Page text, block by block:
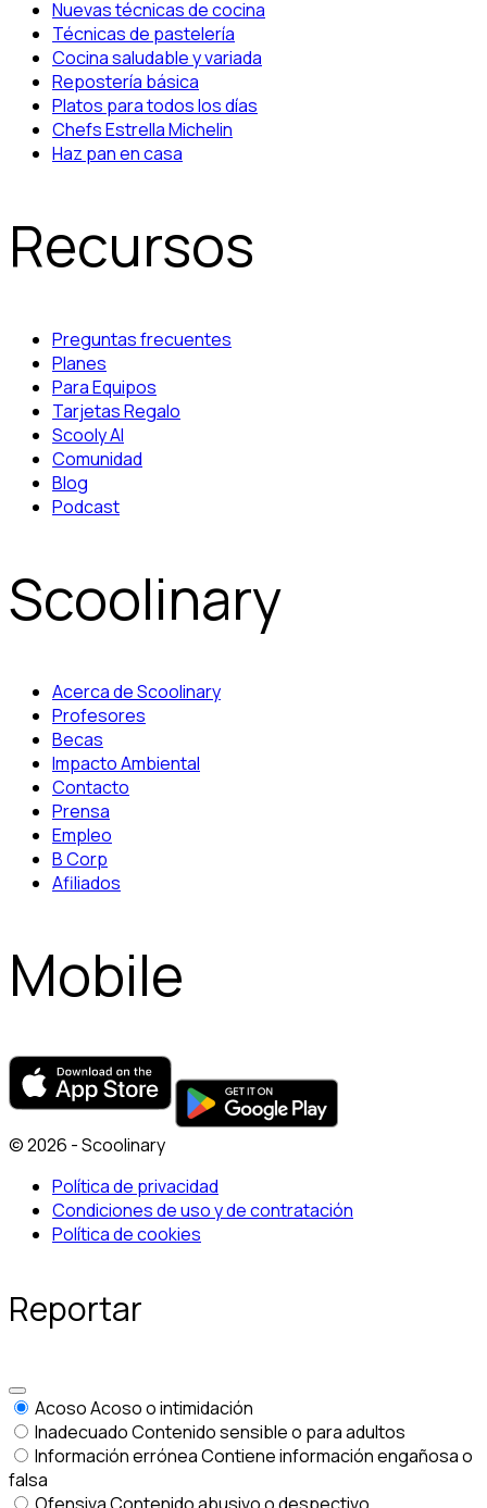
Nuevas técnicas de cocina
Técnicas de pastelería
Cocina saludable y variada
Repostería básica
Platos para todos los días
Chefs Estrella Michelin
Haz pan en casa
Recursos
Preguntas frecuentes
Planes
Para Equipos
Tarjetas Regalo
Scooly AI
Comunidad
Blog
Podcast
Scoolinary
Acerca de Scoolinary
Profesores
Becas
Impacto Ambiental
Contacto
Prensa
Empleo
B Corp
Afiliados
Mobile
© 2026 - Scoolinary
Política de privacidad
Condiciones de uso y de contratación
Política de cookies
Reportar
AcosoAcoso o intimidación
InadecuadoContenido sensible o para adultos
Información erróneaContiene información engañosa o
falsa